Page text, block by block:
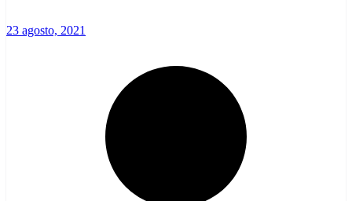
23 agosto, 2021